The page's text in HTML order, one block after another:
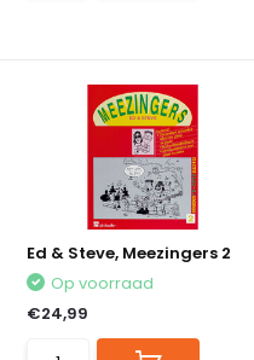
Ed & Steve, Meezingers 2
Op voorraad
€24,99